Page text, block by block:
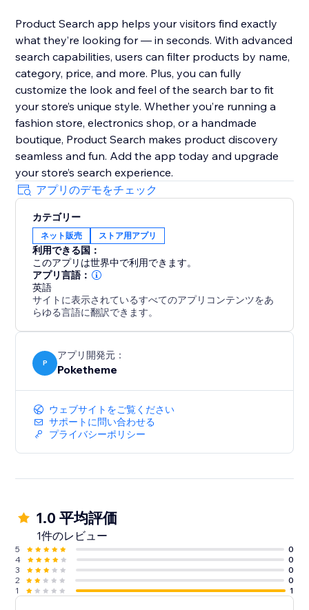
Product Search app helps your visitors find exactly
what they’re looking for — in seconds. With advanced
search capabilities, users can filter products by name,
category, price, and more. Plus, you can fully
customize the look and feel of the search bar to fit
your store’s unique style. Whether you’re running a
fashion store, electronics shop, or a handmade
boutique, Product Search makes product discovery
seamless and fun. Add the app today and upgrade
your store’s search experience.
アプリのデモをチェック
カテゴリー
ネット販売 ストア用アプリ
利用できる国：
このアプリは世界中で利用できます。
アプリ言語：
英語
サイトに表示されているすべてのアプリコンテンツをあ
らゆる言語に翻訳できます。
P
アプリ開発元：
Poketheme
ウェブサイトをご覧ください
サポートに問い合わせる
プライバシーポリシー
1.0 平均評価
1件のレビュー
5
0
4
0
3
0
2
0
1
1